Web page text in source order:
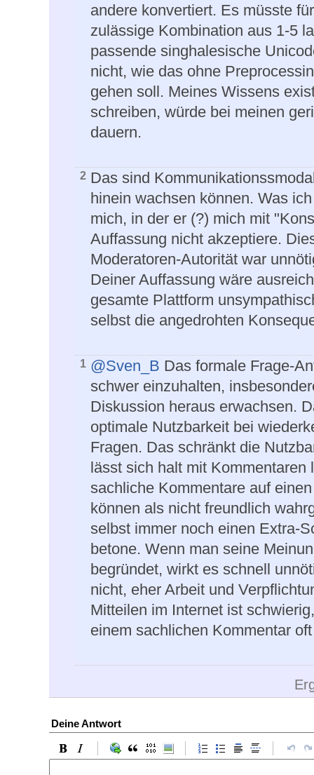
andere konvertiert. Es müsste
zulässige Kombination aus 1-5
passende singhalesische
nicht, wie das ohne
gehen soll. Meines Wissens
schreiben, würde bei meinen
dauern.
2 Das sind
hinein wachsen können. Was
mich, in der er (?) mich mit
Auffassung nicht akzeptiere.
Moderatoren-Autorität war
Deiner Auffassung wäre
gesamte Plattform
selbst die angedrohten
1 @Sven_B Das formale Frage-
schwer einzuhalten,
Diskussion heraus erwachsen.
optimale Nutzbarkeit bei
Fragen. Das schränkt die
lässt sich halt mit
sachliche Kommentare auf
können als nicht freundlich
selbst immer noch einen Extra-
betone. Wenn man seine
begründet, wirkt es schnell
nicht, eher Arbeit und
Mitteilen im Internet ist
einem sachlichen Kommentar
Deine Antwort